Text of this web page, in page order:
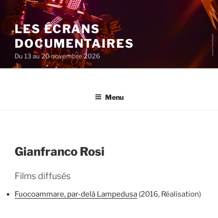
au
contenu
principal
LES ÉCRANS
DOCUMENTAIRES
Du 13 au 20 novembre 2026
Menu
Gianfranco Rosi
Films diffusés
Fuocoammare, par-delà Lampedusa (2016, Réalisation)